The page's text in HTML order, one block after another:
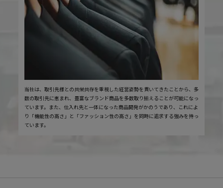
当社は、取引先様との共栄共存を重視した経営姿勢を貫いてきたことから、多
数の取引先に恵まれ、豊富なブランド商品を多数取り揃えることが可能になっ
ています。また、仕入れ先と一体になった商品開発がかのうであり、これによ
り「機能性の高さ」と「ファッション性の高さ」を同時に追求する強みを持っ
ています。